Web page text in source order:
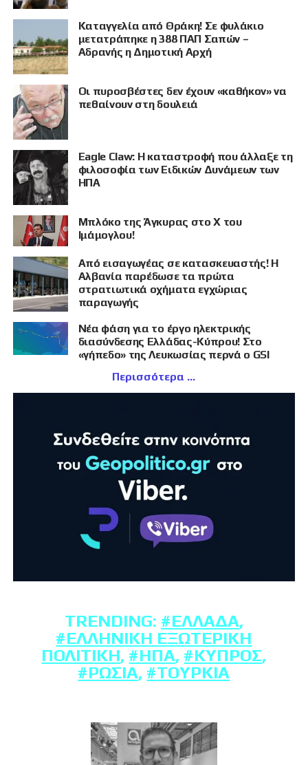
Καταγγελία από Θράκη! Σε φυλάκιο
μετατράπηκε η 388 ΠΑΠ Σαπών –
Αδρανής η Δημοτική Αρχή
Οι πυροσβέστες δεν έχουν «καθήκον» να
πεθαίνουν στη δουλειά
Eagle Claw: Η καταστροφή που άλλαξε τη
φιλοσοφία των Ειδικών Δυνάμεων των
ΗΠΑ
Μπλόκο της Άγκυρας στο X του
Ιμάμογλου!
Από εισαγωγέας σε κατασκευαστής! Η
Αλβανία παρέδωσε τα πρώτα
στρατιωτικά οχήματα εγχώριας
παραγωγής
Νέα φάση για το έργο ηλεκτρικής
διασύνδεσης Ελλάδας-Κύπρου! Στο
«γήπεδο» της Λευκωσίας περνά ο GSI
Περισσότερα
TRENDING: #ΕΛΛΆΔΑ,
#ΕΛΛΗΝΙΚΉ ΕΞΩΤΕΡΙΚΉ
ΠΟΛΙΤΙΚΉ, #ΗΠΑ, #ΚΎΠΡΟΣ,
#ΡΩΣΊΑ, #ΤΟΥΡΚΊΑ